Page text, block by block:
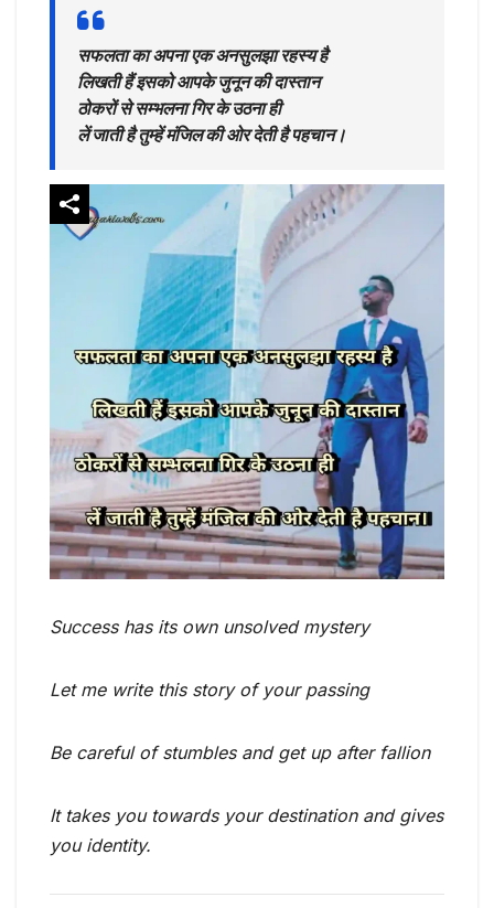
सफलता का अपना एक अनसुलझा रहस्य है
लिखती हैं इसको आपके जुनून की दास्तान
ठोकरों से सम्भलना गिर के उठना ही
लें जाती है तुम्हें मंजिल की ओर देती है पहचान।
Success has its own unsolved mystery
Let me write this story of your passing
Be careful of stumbles and get up after fallion
It takes you towards your destination and gives
you identity.